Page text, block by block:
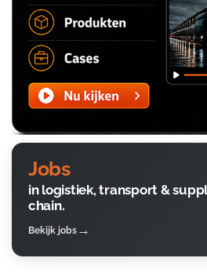
Jobs
in logistiek, transport &
chain.
Bekijk jobs